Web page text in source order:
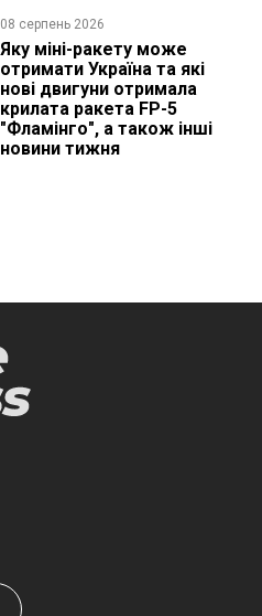
08 серпень 2026
Яку міні-ракету може
отримати Україна та які
нові двигуни отримала
крилата ракета FP-5
"Фламінго", а також інші
новини тижня